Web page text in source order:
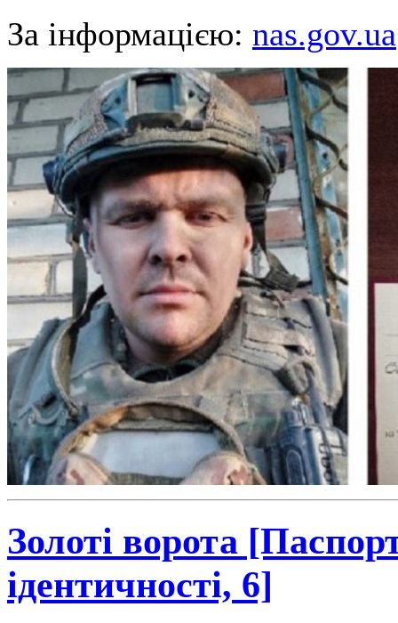
За інформацією: nas.gov.ua
Золоті ворота
ідентичності, 6]